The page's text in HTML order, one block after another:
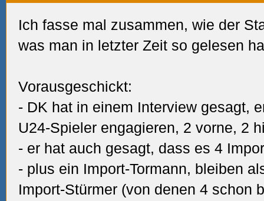
Ich fasse mal zusammen, wie der
was man in letzter Zeit so gelesen
Vorausgeschickt:
- DK hat in einem Interview gesagt,
U24-Spieler engagieren, 2 vorne, 2
- er hat auch gesagt, dass es 4
- plus ein Import-Tormann, bleiben
Import-Stürmer (von denen 4 schon